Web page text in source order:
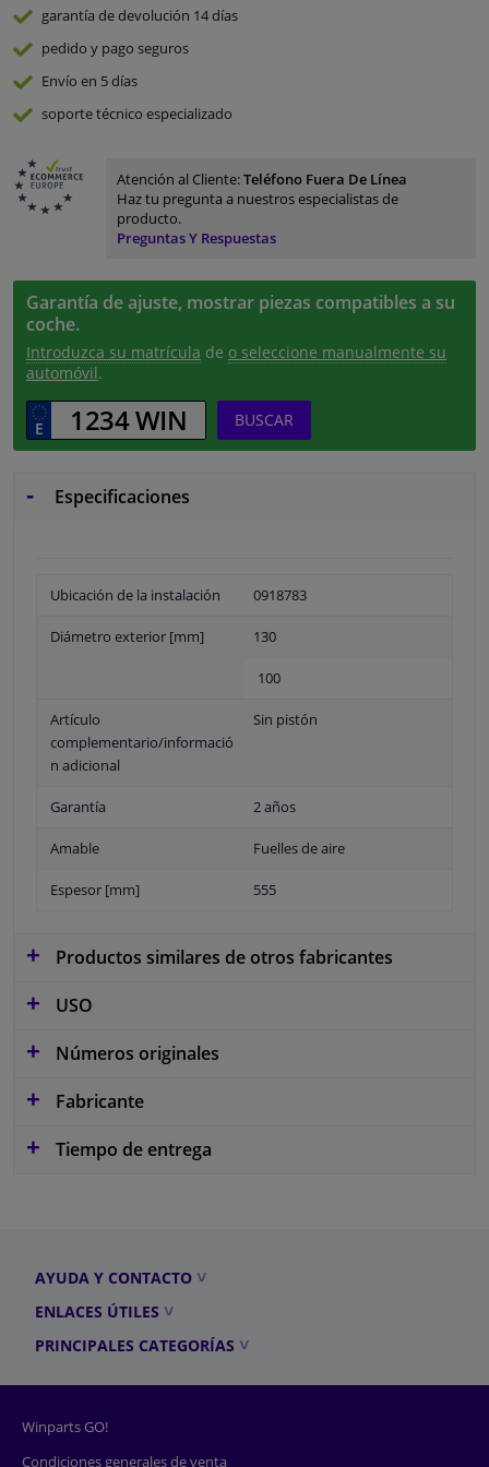
garantía de devolución 14 días
pedido y pago seguros
Envío en 5 días
soporte técnico especializado
Atención al Cliente:Teléfono Fuera De Línea
Haz tu pregunta a nuestros especialistas de
producto.
Preguntas Y Respuestas
Garantía de ajuste, mostrar piezas compatibles a su
coche.
Introduzca su matrícula de o seleccione manualmente su
automóvil.
BUSCAR
Especificaciones
Ubicación de la instalación 0918783
Diámetro exterior [mm] 130
100
Artículo
complementario/informació
n adicional
Sin pistón
Garantía 2 años
Amable Fuelles de aire
Espesor [mm] 555
Productos similares de otros fabricantes
USO
Números originales
Fabricante
Tiempo de entrega
AYUDA Y CONTACTO
ENLACES ÚTILES
PRINCIPALES CATEGORÍAS
Winparts GO!
Condiciones generales de venta